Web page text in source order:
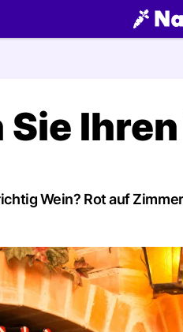
food.NAU.ch
Sie
Wein? Rot auf